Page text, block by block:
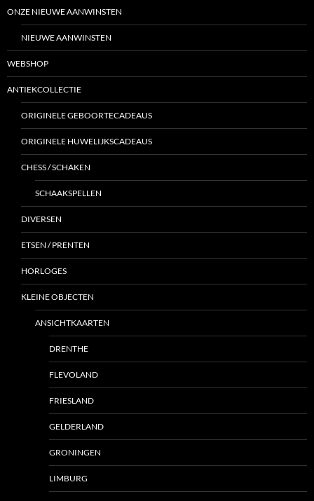
ONZE NIEUWE AANWINSTEN
NIEUWE AANWINSTEN
WEBSHOP
ANTIEKCOLLECTIE
ORIGINELE GEBOORTECADEAUS
ORIGINELE HUWELIJKSCADEAUS
CHESS / SCHAKEN
SCHAAKSPELLEN
DIVERSEN
ETSEN / PRENTEN
HORLOGES
KLEINE OBJECTEN
ANSICHTKAARTEN
DRENTHE
FLEVOLAND
FRIESLAND
GELDERLAND
GRONINGEN
LIMBURG